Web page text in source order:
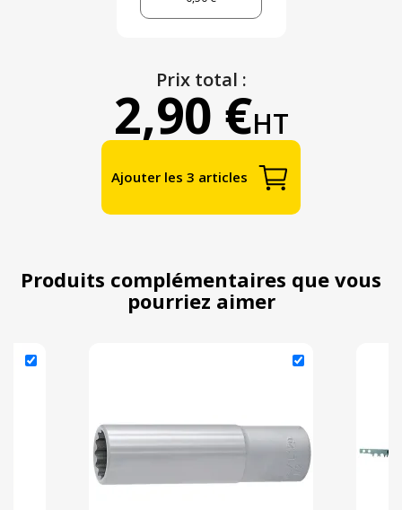
Prix total :
2,90 €HT
Ajouter les 3 articles
Produits complémentaires que vous
pourriez aimer